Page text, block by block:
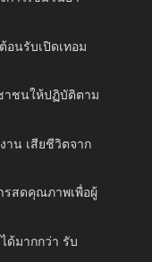
อนรับเปิดเทอม
าชนให้ปฏิบัติตาม
าน เสียชีวิตจาก
รสดคุณภาพเพื่อผู้
ด้มากกว่า รับ